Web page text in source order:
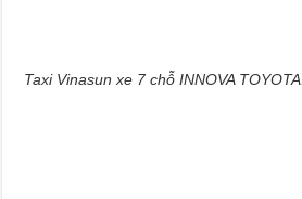
Taxi Vinasun xe 7 chỗ INNOVA TOYOTA.